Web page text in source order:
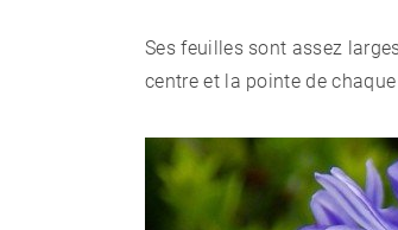
Ses feuilles sont assez
centre et la pointe de